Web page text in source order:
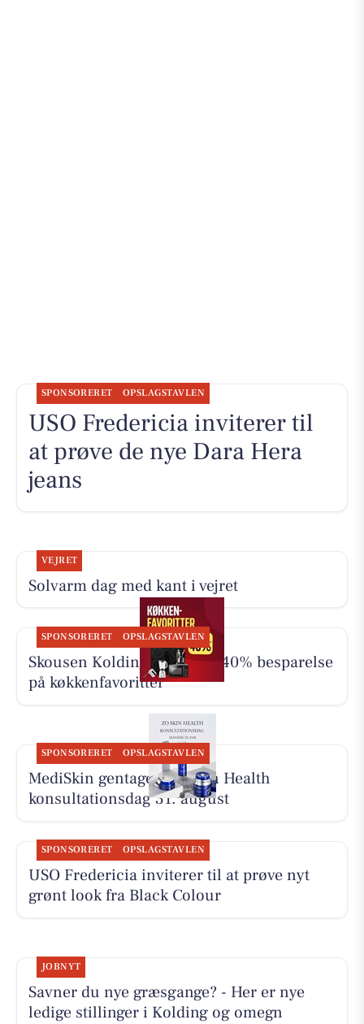
SPONSORERET OPSLAGSTAVLEN
USO Fredericia inviterer til
at prøve de nye Dara Hera
jeans
VEJRET
Solvarm dag med kant i vejret
SPONSORERET OPSLAGSTAVLEN
Skousen Kolding har op til 40% besparelse
på køkkenfavoritter
SPONSORERET OPSLAGSTAVLEN
MediSkin gentager ZO Skin Health
konsultationsdag 31. august
SPONSORERET OPSLAGSTAVLEN
USO Fredericia inviterer til at prøve nyt
grønt look fra Black Colour
JOBNYT
Savner du nye græsgange? - Her er nye
ledige stillinger i Kolding og omegn